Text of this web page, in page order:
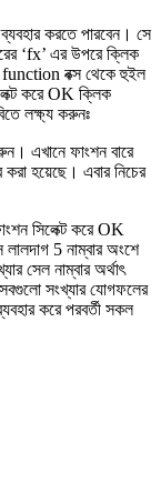
করতে পারবেন। সে
‘fx’ এর উপরে ক্লিক
function বক্স থেকে হুইল
করে OK ক্লিক
লক্ষ্য করুনঃ
এখানে ফাংশন বারে
হয়েছে। এবার নিচের
সিলেক্ট করে OK
লালদাগ 5 নাম্বার অংশে
সেল নাম্বার অর্থাৎ
সংখ্যার যোগফলের
করে পরবর্তী সকল